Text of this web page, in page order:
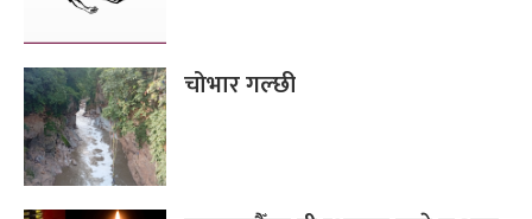
चोभार गल्छी